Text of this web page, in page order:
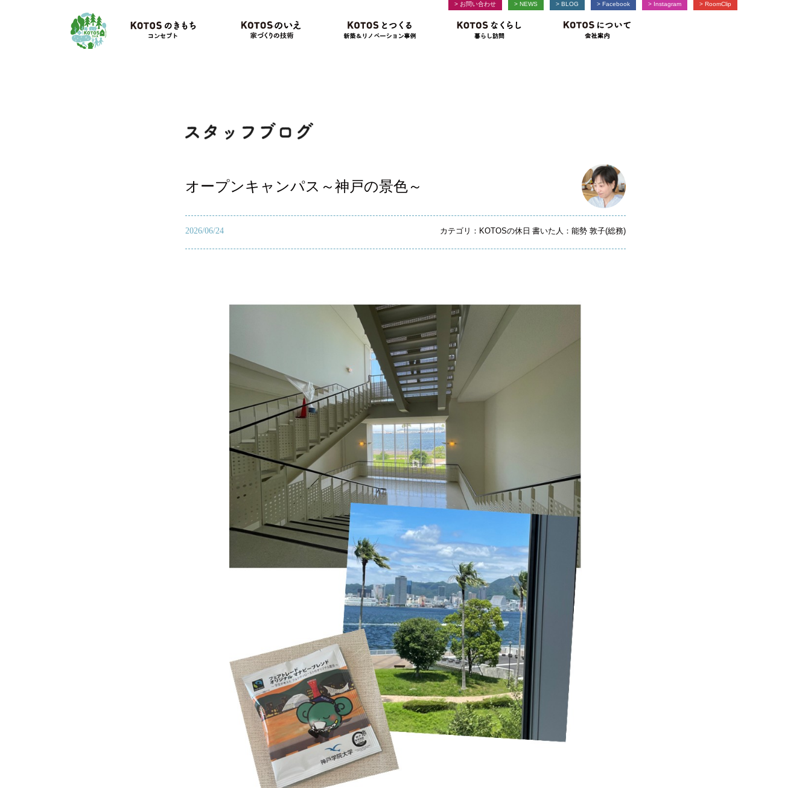
> お問い合わせ > NEWS > BLOG > Facebook > Instagram
> RoomClip
KOTOSのきもち-コンセプト- KOTOSのいえ-家づくりの技術- KOTOSとつくる -新築＆リノベーション事例-KOTOSなくらし-暮らし訪問-
オープンキャンパス～神戸の景色～
2026/06/24 カテゴリ： KOTOSの休日 書いた人：能勢 敦子(総務)